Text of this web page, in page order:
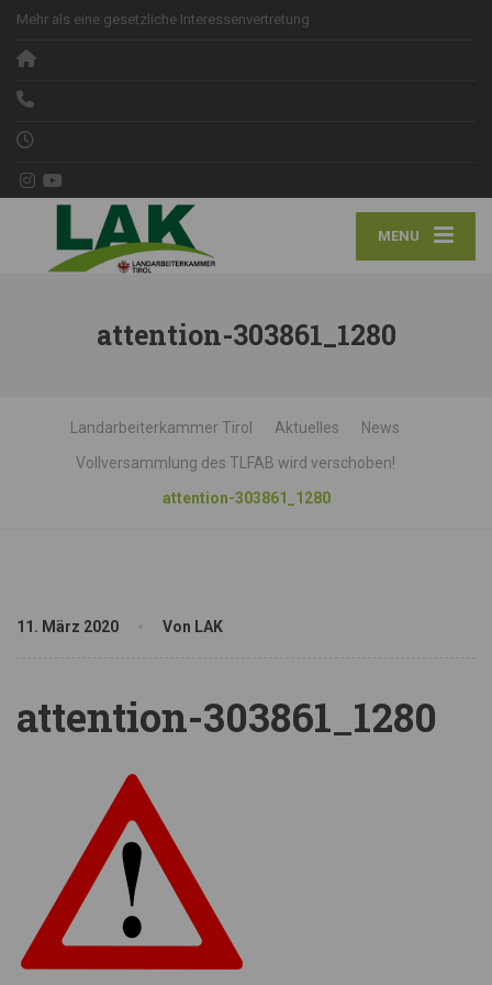
Mehr als eine gesetzliche Interessenvertretung
MENU
attention-303861_1280
Landarbeiterkammer Tirol Aktuelles
News
Vollversammlung des TLFAB wird verschoben!
attention-303861_1280
11. März 2020 Von LAK
attention-303861_1280